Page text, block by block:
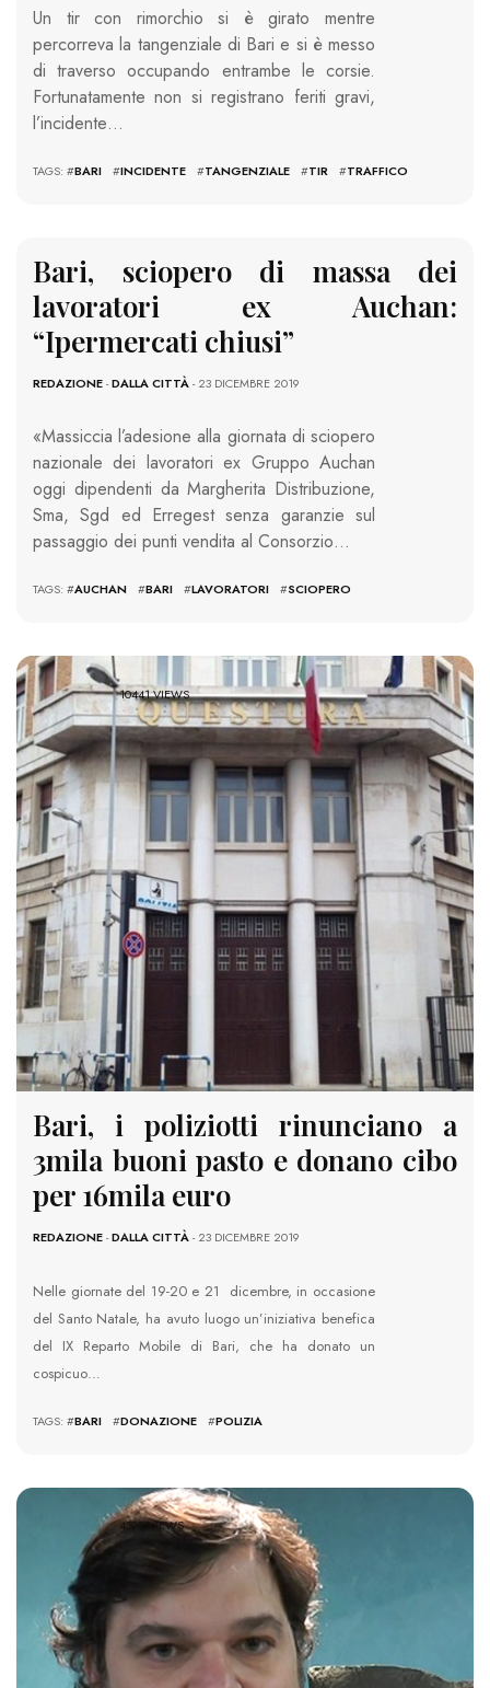
Un tir con rimorchio si è girato mentre
percorreva la tangenziale di Bari e si è messo
di traverso occupando entrambe le corsie.
Fortunatamente non si registrano feriti gravi,
l’incidente…
TAGS: #BARI #INCIDENTE #TANGENZIALE #TIR #TRAFFICO
Bari, sciopero di massa dei
lavoratori ex Auchan:
“Ipermercati chiusi”
REDAZIONE-DALLA CITTÀ- 23 DICEMBRE 2019
«Massiccia l’adesione alla giornata di sciopero
nazionale dei lavoratori ex Gruppo Auchan
oggi dipendenti da Margherita Distribuzione,
Sma, Sgd ed Erregest senza garanzie sul
passaggio dei punti vendita al Consorzio…
TAGS: #AUCHAN #BARI #LAVORATORI #SCIOPERO
10441 VIEWS
Bari, i poliziotti rinunciano a
3mila buoni pasto e donano cibo
per 16mila euro
REDAZIONE-DALLA CITTÀ- 23 DICEMBRE 2019
Nelle giornate del 19-20 e 21 dicembre, in occasione
del Santo Natale, ha avuto luogo un’iniziativa benefica
del IX Reparto Mobile di Bari, che ha donato un
cospicuo…
TAGS: #BARI #DONAZIONE #POLIZIA
4399 VIEWS